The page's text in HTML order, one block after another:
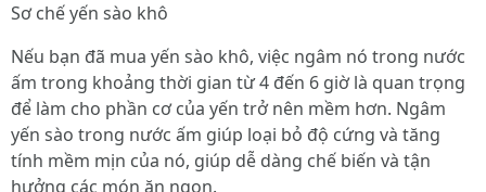
Sơ chế yến sào khô
Nếu bạn đã mua yến sào khô, việc ngâm nó trong nước
ấm trong khoảng thời gian từ 4 đến 6 giờ là quan trọng
để làm cho phần cơ của yến trở nên mềm hơn. Ngâm
yến sào trong nước ấm giúp loại bỏ độ cứng và tăng
tính mềm mịn của nó, giúp dễ dàng chế biến và tận
hưởng các món ăn ngon.